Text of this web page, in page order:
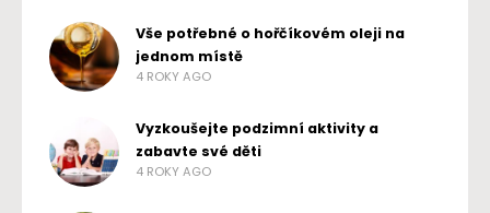
Vše potřebné o hořčíkovém oleji na
jednom místě
4 ROKY AGO
Vyzkoušejte podzimní aktivity a
zabavte své děti
4 ROKY AGO